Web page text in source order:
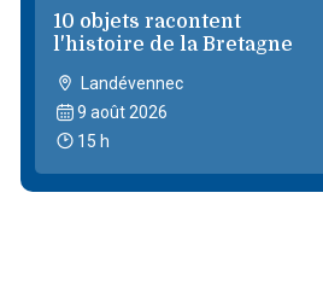
10 objets racontent
l'histoire de la Bretagne
Landévennec
9 août 2026
15 h